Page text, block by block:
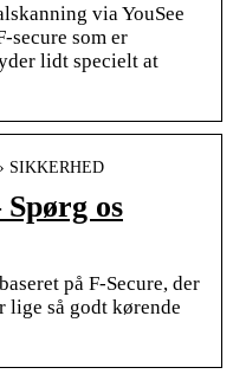
via YouSee
secure som er
lidt specielt at
SIKKERHED
os
på F-Secure, der
lige så godt kørende